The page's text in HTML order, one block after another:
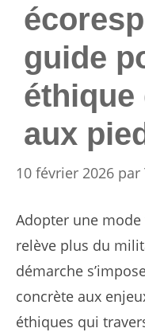
guide
éthique
aux
10 février 2026 par
Adopter une
relève plus du
démarche
concrète aux
éthiques qui